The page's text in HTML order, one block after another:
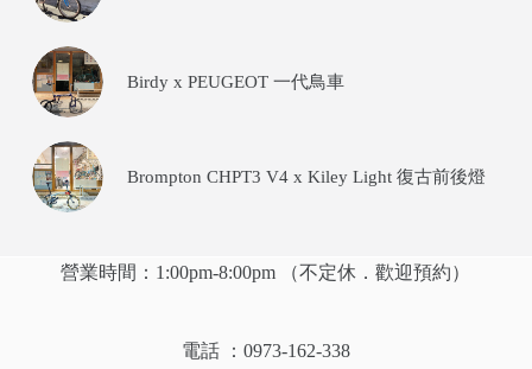
Birdy x PEUGEOT 一代鳥車
Brompton CHPT3 V4 x Kiley Light 復古前後燈
營業時間：1:00pm-8:00pm （不定休．歡迎預約）
電話 ：0973-162-338